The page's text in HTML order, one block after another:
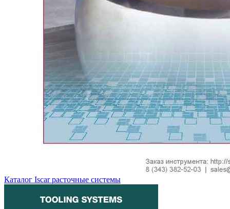
Каталог Iscar расточные системы